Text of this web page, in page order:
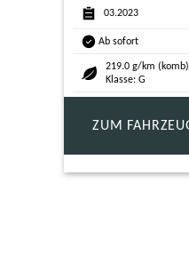
03.2023
Ab sofort
219.0 g/km
Klasse: G
ZUM